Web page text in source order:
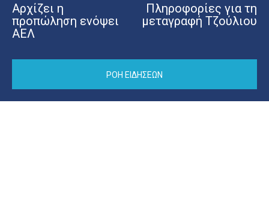
Αρχίζει η
προπώληση ενόψει
ΑΕΛ
Πληροφορίες για τη
μεταγραφή Τζούλιου
ΡΟΗ ΕΙΔΗΣΕΩΝ